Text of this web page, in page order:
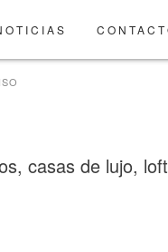
casas de lujo,